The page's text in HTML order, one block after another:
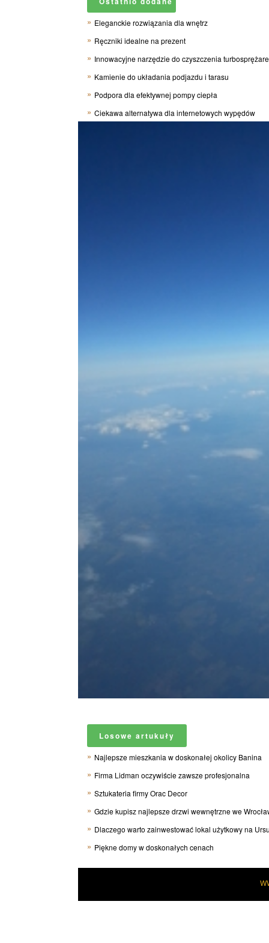
Eleganckie rozwiązania dla wnętrz
Ręczniki idealne na prezent
Innowacyjne narzędzie do czyszczenia
Kamienie do układania podjazdu i tarasu
Podpora dla efektywnej pompy ciepła
Ciekawa alternatywa dla internetowych wypędów
Losowe artukuły
Najlepsze mieszkania w doskonałej okolicy Banina
Firma Lidman oczywiście zawsze profesjonalna
Sztukateria firmy Orac Decor
Gdzie kupisz najlepsze drzwi wewnętrzne we
Dlaczego warto zainwestować lokal użytkowy na
Piękne domy w doskonałych cenach